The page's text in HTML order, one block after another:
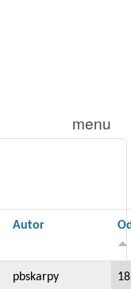
menu
Autor
pbskarpy 18